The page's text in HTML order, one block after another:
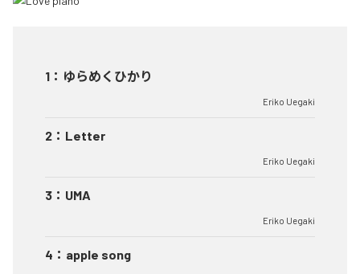
1 ： ゆらめくひかり
Eriko Uegaki
2 ： Letter
Eriko Uegaki
3 ： UMA
Eriko Uegaki
4 ： apple song